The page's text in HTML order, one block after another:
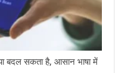
बदल सकता है, आसान भाषा में